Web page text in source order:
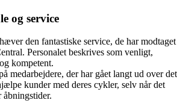
og service
den fantastiske service, de har modtaget
Personalet beskrives som venligt,
kompetent.
medarbejdere, der har gået langt ud over det
kunder med deres cykler, selv når det